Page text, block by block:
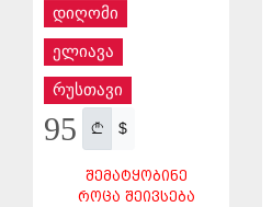
დიღომი
ელიავა
რუსთავი
95 $
ᲨᲔᲛᲐᲢᲧᲝᲑᲘᲜᲔ
ᲠᲝᲪᲐ ᲨᲔᲘᲕᲡᲔᲑᲐ